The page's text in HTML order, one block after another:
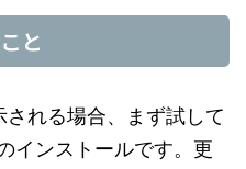
と
れる場合、まず試して
インストールです。更